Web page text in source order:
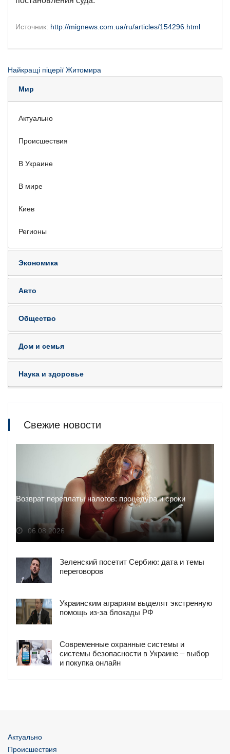
Источник: http://mignews.com.ua/ru/articles/154296.html
Найкращі піцерії Житомира
Мир
Актуально
Происшествия
В Украине
В мире
Киев
Регионы
Экономика
Авто
Общество
Дом и семья
Наука и здоровье
Свежие новости
Возврат переплаты налогов: процедура и сроки
06.08.2026
Зеленский посетит Сербию: дата и темы
переговоров
Украинским аграриям выделят экстренную
помощь из-за блокады РФ
Современные охранные системы и
системы безопасности в Украине – выбор
и покупка онлайн
Актуально
Происшествия